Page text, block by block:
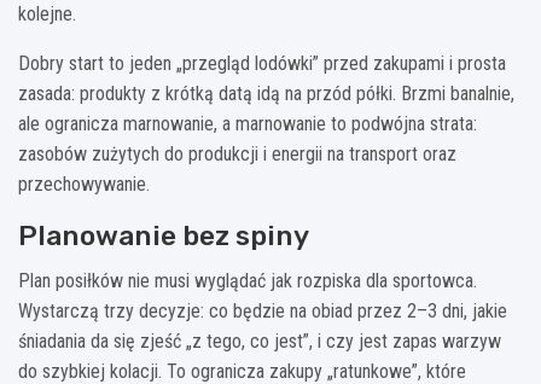
kolejne.
Dobry start to jeden „przegląd lodówki” przed zakupami i prosta
zasada: produkty z krótką datą idą na przód półki. Brzmi banalnie,
ale ogranicza marnowanie, a marnowanie to podwójna strata:
zasobów zużytych do produkcji i energii na transport oraz
przechowywanie.
Planowanie bez spiny
Plan posiłków nie musi wyglądać jak rozpiska dla sportowca.
Wystarczą trzy decyzje: co będzie na obiad przez 2–3 dni, jakie
śniadania da się zjeść „z tego, co jest”, i czy jest zapas warzyw
do szybkiej kolacji. To ogranicza zakupy „ratunkowe”, które